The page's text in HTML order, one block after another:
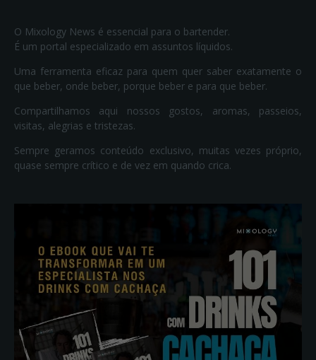
O Mixology News é essencial para o bartender.
É um portal especializado em assuntos líquidos.
Uma ferramenta eficaz para quem quer saber exatamente o
que beber, onde beber, porque beber e para que beber.
Compartilhamos aqui nossos gostos, aromas, passeios,
visitas, alegrias e tristezas.
Sempre geramos conteúdo exclusivo, muitas vezes próprio,
quase sempre crítico e de vez em quando crica.